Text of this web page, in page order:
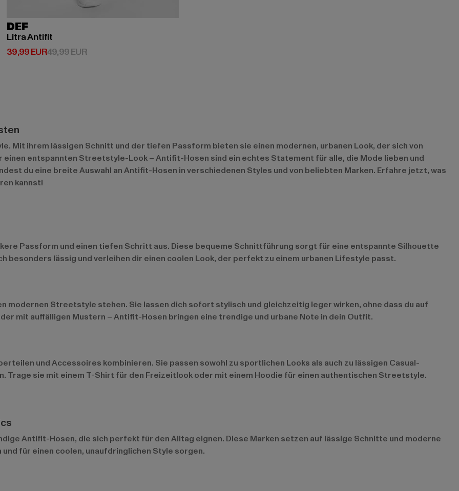
DEF
Litra Antifit
39,99 EUR
Derzeitiger Preis: 39,99 EUR
49,99 EURAktionspreis: 49,99 EUR
Mit ihrem lässigen Schnitt und der tiefen Passform bieten sie einen modernen, urbanen Look, der sich von
entspannten Streetstyle-Look – Antifit-Hosen sind ein echtes Statement für alle, die Mode lieben und
du eine breite Auswahl an Antifit-Hosen in verschiedenen Styles und von beliebten Marken. Erfahre jetzt, was
kannst!
Passform und einen tiefen Schritt aus. Diese bequeme Schnittführung sorgt für eine entspannte Silhouette
besonders lässig und verleihen dir einen coolen Look, der perfekt zu einem urbanen Lifestyle passt.
modernen Streetstyle stehen. Sie lassen dich sofort stylisch und gleichzeitig leger wirken, ohne dass du auf
mit auffälligen Mustern – Antifit-Hosen bringen eine trendige und urbane Note in dein Outfit.
und Accessoires kombinieren. Sie passen sowohl zu sportlichen Looks als auch zu lässigen Casual-
Trage sie mit einem T-Shirt für den Freizeitlook oder mit einem Hoodie für einen authentischen Streetstyle.
Antifit-Hosen, die sich perfekt für den Alltag eignen. Diese Marken setzen auf lässige Schnitte und moderne
für einen coolen, unaufdringlichen Style sorgen.